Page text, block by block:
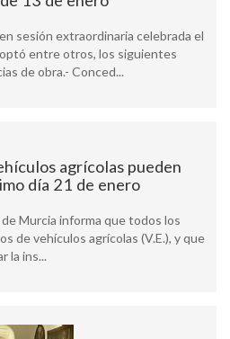
sesión extraordinaria celebrada el
entre otros, los siguientes
de obra.- Conced...
agrícolas pueden
día 21 de enero
Murcia informa que todos los
de vehículos agrícolas (V.E.), y que
la ins...